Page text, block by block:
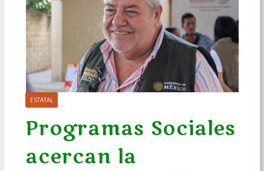
ESTATAL
Programas Sociales
acercan la